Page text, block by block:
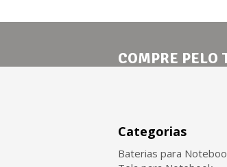
COMPRE PELO
Categorias
Baterias para